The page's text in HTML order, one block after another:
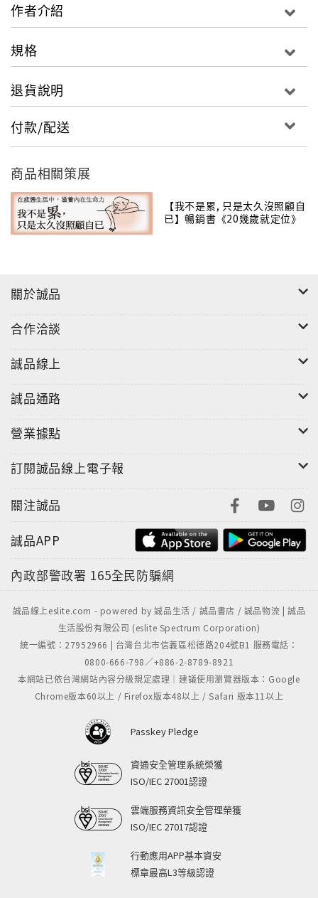
證照明明很多 為什麼公司不錄用？
要選大公司還是小公司好？
－－摸清人氣企業的招數－－
丟了履歷都沒回應？
面試官到底都在看哪裡？
自傳千萬別誤觸的8大地雷！
擠進大公司最後關鍵竟然是……？
－－擺脫新人病，你就是公司的即戰力－－
絕對不能對老闆說的10句話
－－提升你的職場競爭力，站穩腳步，放眼未來－－
生涯規劃？那是什麼，可以吃嗎？
資深財經記者／洪翔集結多年採訪經驗，貼身觀察金控
公司大老闆的用人哲學、中高階主管的求才體驗。綜合
歷年來人力銀行、高階獵才等媒合單位的統計資訊，編
作者介紹
規格
退貨說明
付款/配送
商品相關策展
【我不是累, 只是太久沒照顧自
已】暢銷書《20幾歲就定位》
關於誠品
合作洽談
誠品線上
誠品通路
營業據點
訂閱誠品線上電子報
關注誠品
誠品APP
內政部警政署 165全民防騙網
誠品線上eslite.com - powered by 誠品生活 / 誠品書店 / 誠品物流 | 誠品
生活股份有限公司 (eslite Spectrum Corporation)
統一編號：27952966 | 台灣台北市信義區松德路204號B1 服務電話：
0800-666-798／+886-2-8789-8921
本網站已依台灣網站內容分級規定處理｜建議使用瀏覽器版本：Google
Chrome版本60以上 / Firefox版本48以上 / Safari 版本11以上
Passkey Pledge
資通安全管理系統榮獲
ISO/IEC 27001認證
雲端服務資訊安全管理榮獲
ISO/IEC 27017認證
行動應用APP基本資安
標章最高L3等級認證